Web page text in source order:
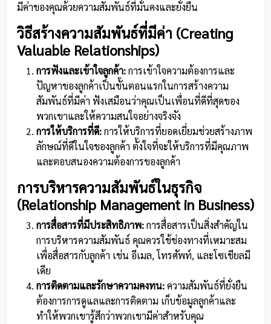
มีค่าของคุณด้วยความสัมพันธ์ที่มั่นคงและยั่งยืน
วิธีสร้างความสัมพันธ์ที่มีค่า (Creating
Valuable Relationships)
การฟังและเข้าใจลูกค้า:การเข้าใจความต้องการและ
ปัญหาของลูกค้าเป็นขั้นตอนแรกในการสร้างความ
สัมพันธ์ที่มีค่า ฟังเสมือนว่าคุณเป็นเพื่อนที่ดีที่สุดของ
พวกเขาและให้ความสนใจอย่างจริงจัง
การให้บริการที่ดี:การให้บริการที่ยอดเยี่ยมช่วยสร้างภาพ
ลักษณ์ที่ดีในใจของลูกค้า ตั้งใจที่จะให้บริการที่มีคุณภาพ
และตอบสนองความต้องการของลูกค้า
การบริหารความสัมพันธ์ในธุรกิจ
(Relationship Management in Business)
การสื่อสารที่มีประสิทธิภาพ:การสื่อสารเป็นสิ่งสำคัญใน
การบริหารความสัมพันธ์ คุณควรใช้ช่องทางที่เหมาะสม
เพื่อสื่อสารกับลูกค้า เช่น อีเมล, โทรศัพท์, และโซเชียลมี
เดีย
การติดตามและรักษาความคงทน:ความสัมพันธ์ที่ยั่งยืน
ต้องการการดูแลและการติดตาม เก็บข้อมูลลูกค้าและ
ทำให้พวกเขารู้สึกว่าพวกเขามีค่าสำหรับคุณ